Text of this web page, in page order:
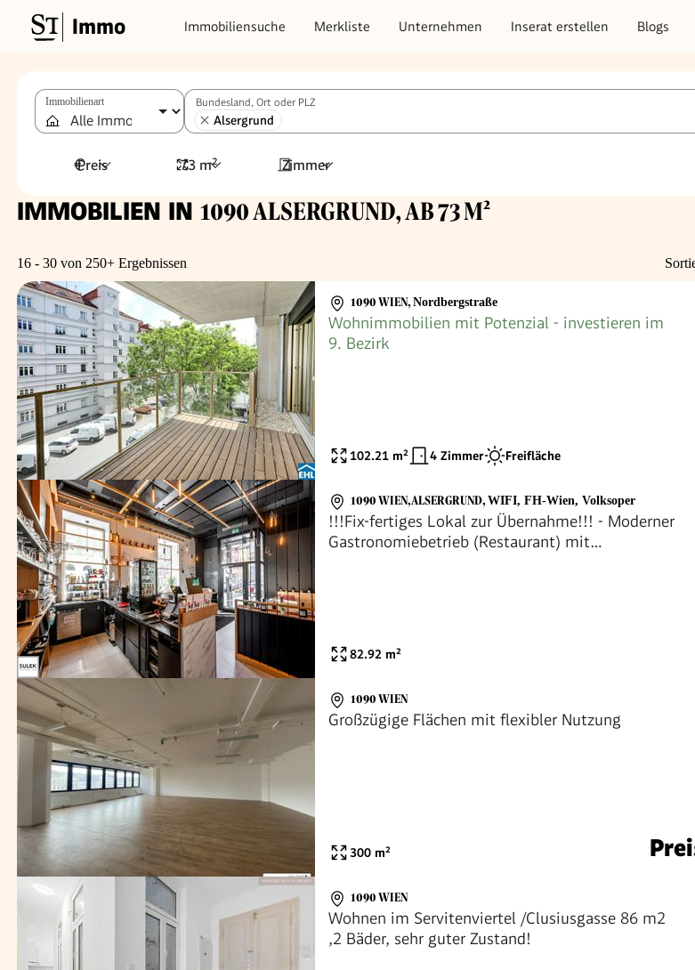
Immo Immobiliensuche Merkliste Unternehmen Inserat erstellen Blogs
Immobilienart Bundesland, Ort oder PLZ
Alsergrund
Preis 73 m² Zimmer
IMMOBILIEN IN 1090 ALSERGRUND, AB 73 M²
16 - 30 von 250+ Ergebnissen
1090 WIEN, Nordbergstraße
Wohnimmobilien mit Potenzial - investieren im
9. Bezirk
102.21 m² 4 Zimmer Freifläche
1090 WIEN,ALSERGRUND, WIFI, FH-Wien, Volksoper
!!!Fix-fertiges Lokal zur Übernahme!!! - Moderner
Gastronomiebetrieb (Restaurant) mit
82.92 m²
1090 WIEN
Großzügige Flächen mit flexibler Nutzung
300 m²
1090 WIEN
Wohnen im Servitenviertel /Clusiusgasse 86 m2
,2 Bäder, sehr guter Zustand!